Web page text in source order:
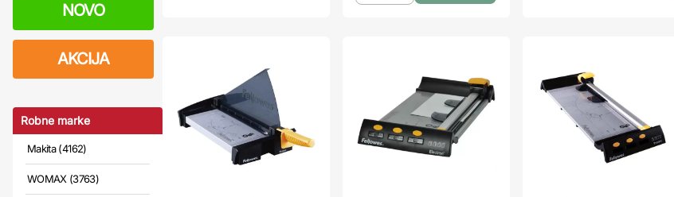
NOVO
AKCIJA
Robne marke
Makita (4162)
WOMAX (3763)